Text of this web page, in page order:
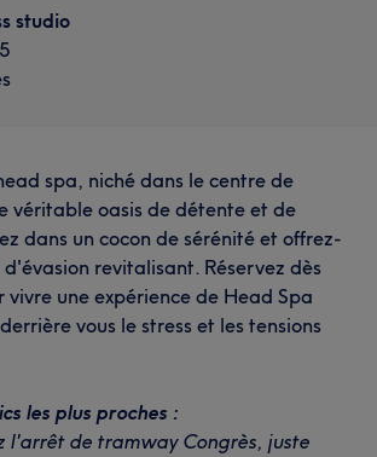
studio
spa, niché dans le centre de
véritable oasis de détente et de
dans un cocon de sérénité et offrez-
revitalisant. Réservez dès
une expérience de Head Spa
vous le stress et les tensions
les plus proches :
l'arrêt de tramway Congrès, juste